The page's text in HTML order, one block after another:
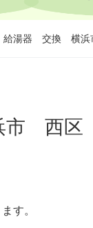
給湯器 交換 横浜
西区
す。